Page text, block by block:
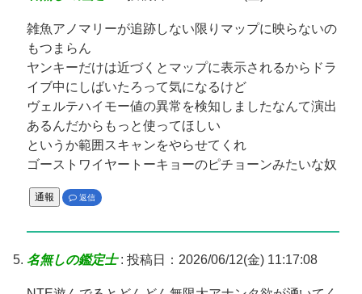
雑魚アノマリーが追跡しない限りマップに映らないの
もつまらん
ヤンキーだけは近づくとマップに表示されるからドラ
イブ中にしばいたろって気になるけど
ヴェルテハイモー値の異常を検知しましたなんて演出
あるんだからもっと使ってほしい
というか範囲スキャンをやらせてくれ
ゴーストワイヤートーキョーのピチョーンみたいな奴
通報 返信
名無しの鑑定士: 投稿日：2026/06/12(金) 11:17:08